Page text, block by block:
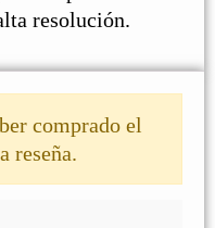
resolución.
comprado el
reseña.